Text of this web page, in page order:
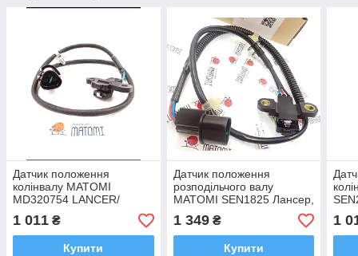
Датчик положення
колінвалу MATOMI
MD320754 LANCER/
Лансер, OUTLANDER/
Аутлендер
1 011 ₴
Купити
Датчик положення
розподільчого валу
MATOMI SEN1825 Лансер,
Кольт MD327122
1 349₴
Купити
1